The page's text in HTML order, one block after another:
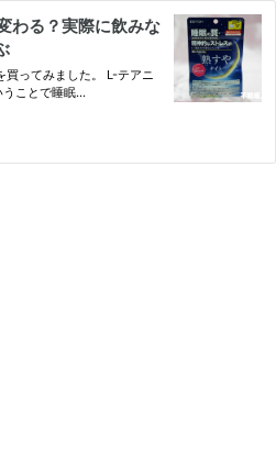
わる？実際に飲みな
ってみました。 L-テアニ
ことで睡眠...